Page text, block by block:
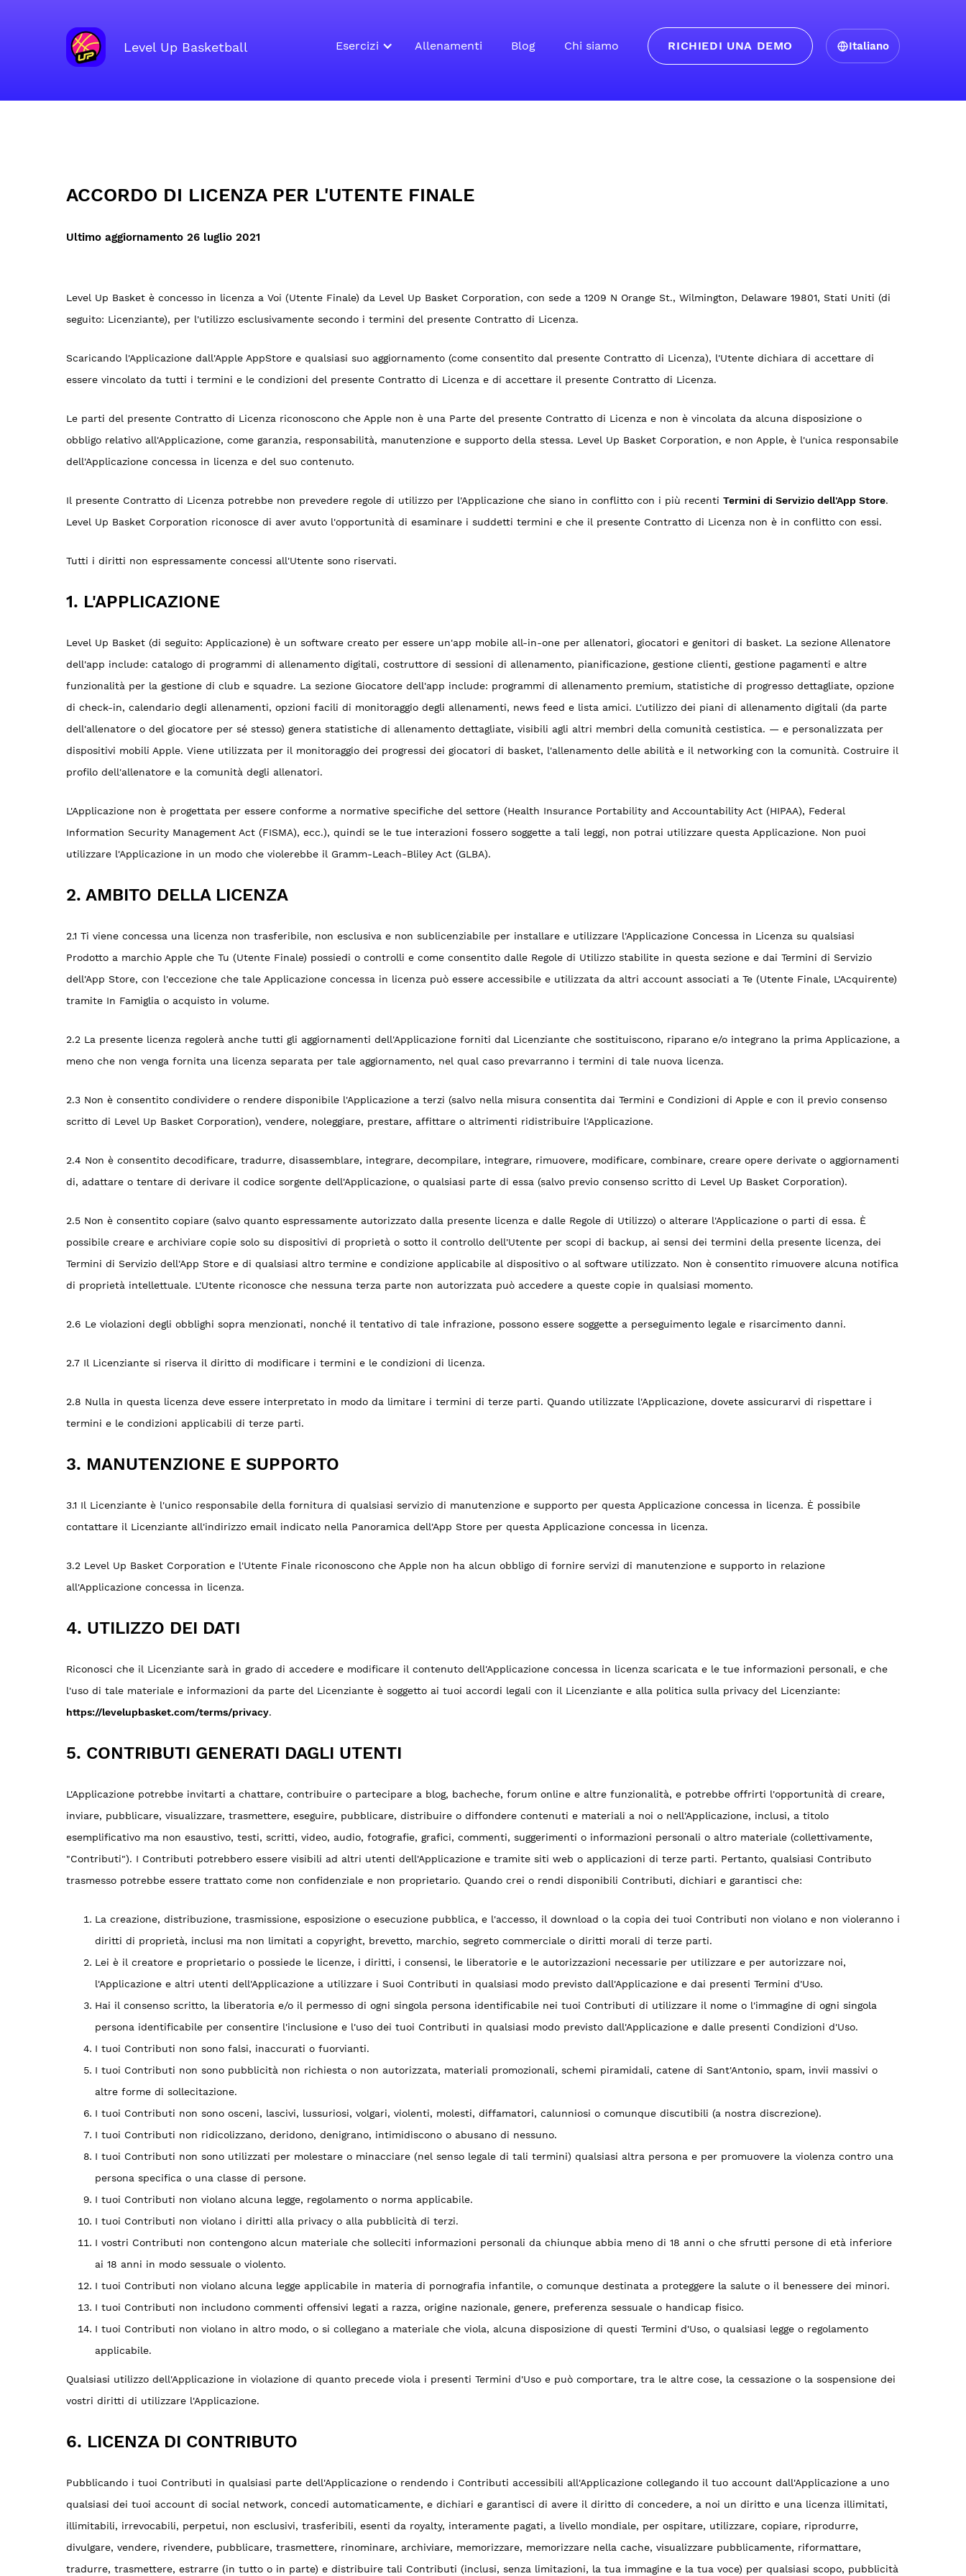
Level Up Basketball Esercizi Allenamenti Blog Chi siamo RICHIEDI UNA DEMO Italiano
ACCORDO DI LICENZA PER L'UTENTE FINALE
Ultimo aggiornamento 26 luglio 2021
Level Up Basket è concesso in licenza a Voi (Utente Finale) da Level Up Basket Corporation, con sede a 1209 N Orange St., Wilmington, Delaware 19801, Stati Uniti (di
seguito: Licenziante), per l'utilizzo esclusivamente secondo i termini del presente Contratto di Licenza.
Scaricando l'Applicazione dall'Apple AppStore e qualsiasi suo aggiornamento (come consentito dal presente Contratto di Licenza), l'Utente dichiara di accettare di
essere vincolato da tutti i termini e le condizioni del presente Contratto di Licenza e di accettare il presente Contratto di Licenza.
Le parti del presente Contratto di Licenza riconoscono che Apple non è una Parte del presente Contratto di Licenza e non è vincolata da alcuna disposizione o
obbligo relativo all'Applicazione, come garanzia, responsabilità, manutenzione e supporto della stessa. Level Up Basket Corporation, e non Apple, è l'unica responsabile
dell'Applicazione concessa in licenza e del suo contenuto.
Il presente Contratto di Licenza potrebbe non prevedere regole di utilizzo per l'Applicazione che siano in conflitto con i più recenti Termini di Servizio dell'App Store.
Level Up Basket Corporation riconosce di aver avuto l'opportunità di esaminare i suddetti termini e che il presente Contratto di Licenza non è in conflitto con essi.
Tutti i diritti non espressamente concessi all'Utente sono riservati.
1. L'APPLICAZIONE
Level Up Basket (di seguito: Applicazione) è un software creato per essere un'app mobile all-in-one per allenatori, giocatori e genitori di basket. La sezione Allenatore
dell'app include: catalogo di programmi di allenamento digitali, costruttore di sessioni di allenamento, pianificazione, gestione clienti, gestione pagamenti e altre
funzionalità per la gestione di club e squadre. La sezione Giocatore dell'app include: programmi di allenamento premium, statistiche di progresso dettagliate, opzione
di check-in, calendario degli allenamenti, opzioni facili di monitoraggio degli allenamenti, news feed e lista amici. L'utilizzo dei piani di allenamento digitali (da parte
dell'allenatore o del giocatore per sé stesso) genera statistiche di allenamento dettagliate, visibili agli altri membri della comunità cestistica. — e personalizzata per
dispositivi mobili Apple. Viene utilizzata per il monitoraggio dei progressi dei giocatori di basket, l'allenamento delle abilità e il networking con la comunità. Costruire il
profilo dell'allenatore e la comunità degli allenatori.
L'Applicazione non è progettata per essere conforme a normative specifiche del settore (Health Insurance Portability and Accountability Act (HIPAA), Federal
Information Security Management Act (FISMA), ecc.), quindi se le tue interazioni fossero soggette a tali leggi, non potrai utilizzare questa Applicazione. Non puoi
utilizzare l'Applicazione in un modo che violerebbe il Gramm-Leach-Bliley Act (GLBA).
2. AMBITO DELLA LICENZA
2.1 Ti viene concessa una licenza non trasferibile, non esclusiva e non sublicenziabile per installare e utilizzare l'Applicazione Concessa in Licenza su qualsiasi
Prodotto a marchio Apple che Tu (Utente Finale) possiedi o controlli e come consentito dalle Regole di Utilizzo stabilite in questa sezione e dai Termini di Servizio
dell'App Store, con l'eccezione che tale Applicazione concessa in licenza può essere accessibile e utilizzata da altri account associati a Te (Utente Finale, L'Acquirente)
tramite In Famiglia o acquisto in volume.
2.2 La presente licenza regolerà anche tutti gli aggiornamenti dell'Applicazione forniti dal Licenziante che sostituiscono, riparano e/o integrano la prima Applicazione, a
meno che non venga fornita una licenza separata per tale aggiornamento, nel qual caso prevarranno i termini di tale nuova licenza.
2.3 Non è consentito condividere o rendere disponibile l'Applicazione a terzi (salvo nella misura consentita dai Termini e Condizioni di Apple e con il previo consenso
scritto di Level Up Basket Corporation), vendere, noleggiare, prestare, affittare o altrimenti ridistribuire l'Applicazione.
2.4 Non è consentito decodificare, tradurre, disassemblare, integrare, decompilare, integrare, rimuovere, modificare, combinare, creare opere derivate o aggiornamenti
di, adattare o tentare di derivare il codice sorgente dell'Applicazione, o qualsiasi parte di essa (salvo previo consenso scritto di Level Up Basket Corporation).
2.5 Non è consentito copiare (salvo quanto espressamente autorizzato dalla presente licenza e dalle Regole di Utilizzo) o alterare l'Applicazione o parti di essa. È
possibile creare e archiviare copie solo su dispositivi di proprietà o sotto il controllo dell'Utente per scopi di backup, ai sensi dei termini della presente licenza, dei
Termini di Servizio dell'App Store e di qualsiasi altro termine e condizione applicabile al dispositivo o al software utilizzato. Non è consentito rimuovere alcuna notifica
di proprietà intellettuale. L'Utente riconosce che nessuna terza parte non autorizzata può accedere a queste copie in qualsiasi momento.
2.6 Le violazioni degli obblighi sopra menzionati, nonché il tentativo di tale infrazione, possono essere soggette a perseguimento legale e risarcimento danni.
2.7 Il Licenziante si riserva il diritto di modificare i termini e le condizioni di licenza.
2.8 Nulla in questa licenza deve essere interpretato in modo da limitare i termini di terze parti. Quando utilizzate l'Applicazione, dovete assicurarvi di rispettare i
termini e le condizioni applicabili di terze parti.
3. MANUTENZIONE E SUPPORTO
3.1 Il Licenziante è l'unico responsabile della fornitura di qualsiasi servizio di manutenzione e supporto per questa Applicazione concessa in licenza. È possibile
contattare il Licenziante all'indirizzo email indicato nella Panoramica dell'App Store per questa Applicazione concessa in licenza.
3.2 Level Up Basket Corporation e l'Utente Finale riconoscono che Apple non ha alcun obbligo di fornire servizi di manutenzione e supporto in relazione
all'Applicazione concessa in licenza.
4. UTILIZZO DEI DATI
Riconosci che il Licenziante sarà in grado di accedere e modificare il contenuto dell'Applicazione concessa in licenza scaricata e le tue informazioni personali, e che
l'uso di tale materiale e informazioni da parte del Licenziante è soggetto ai tuoi accordi legali con il Licenziante e alla politica sulla privacy del Licenziante:
https://levelupbasket.com/terms/privacy.
5. CONTRIBUTI GENERATI DAGLI UTENTI
L'Applicazione potrebbe invitarti a chattare, contribuire o partecipare a blog, bacheche, forum online e altre funzionalità, e potrebbe offrirti l'opportunità di creare,
inviare, pubblicare, visualizzare, trasmettere, eseguire, pubblicare, distribuire o diffondere contenuti e materiali a noi o nell'Applicazione, inclusi, a titolo
esemplificativo ma non esaustivo, testi, scritti, video, audio, fotografie, grafici, commenti, suggerimenti o informazioni personali o altro materiale (collettivamente,
"Contributi"). I Contributi potrebbero essere visibili ad altri utenti dell'Applicazione e tramite siti web o applicazioni di terze parti. Pertanto, qualsiasi Contributo
trasmesso potrebbe essere trattato come non confidenziale e non proprietario. Quando crei o rendi disponibili Contributi, dichiari e garantisci che:
La creazione, distribuzione, trasmissione, esposizione o esecuzione pubblica, e l'accesso, il download o la copia dei tuoi Contributi non violano e non violeranno i
diritti di proprietà, inclusi ma non limitati a copyright, brevetto, marchio, segreto commerciale o diritti morali di terze parti.
Lei è il creatore e proprietario o possiede le licenze, i diritti, i consensi, le liberatorie e le autorizzazioni necessarie per utilizzare e per autorizzare noi,
l'Applicazione e altri utenti dell'Applicazione a utilizzare i Suoi Contributi in qualsiasi modo previsto dall'Applicazione e dai presenti Termini d'Uso.
Hai il consenso scritto, la liberatoria e/o il permesso di ogni singola persona identificabile nei tuoi Contributi di utilizzare il nome o l'immagine di ogni singola
persona identificabile per consentire l'inclusione e l'uso dei tuoi Contributi in qualsiasi modo previsto dall'Applicazione e dalle presenti Condizioni d'Uso.
I tuoi Contributi non sono falsi, inaccurati o fuorvianti.
I tuoi Contributi non sono pubblicità non richiesta o non autorizzata, materiali promozionali, schemi piramidali, catene di Sant'Antonio, spam, invii massivi o
altre forme di sollecitazione.
I tuoi Contributi non sono osceni, lascivi, lussuriosi, volgari, violenti, molesti, diffamatori, calunniosi o comunque discutibili (a nostra discrezione).
I tuoi Contributi non ridicolizzano, deridono, denigrano, intimidiscono o abusano di nessuno.
I tuoi Contributi non sono utilizzati per molestare o minacciare (nel senso legale di tali termini) qualsiasi altra persona e per promuovere la violenza contro una
persona specifica o una classe di persone.
I tuoi Contributi non violano alcuna legge, regolamento o norma applicabile.
I tuoi Contributi non violano i diritti alla privacy o alla pubblicità di terzi.
I vostri Contributi non contengono alcun materiale che solleciti informazioni personali da chiunque abbia meno di 18 anni o che sfrutti persone di età inferiore
ai 18 anni in modo sessuale o violento.
I tuoi Contributi non violano alcuna legge applicabile in materia di pornografia infantile, o comunque destinata a proteggere la salute o il benessere dei minori.
I tuoi Contributi non includono commenti offensivi legati a razza, origine nazionale, genere, preferenza sessuale o handicap fisico.
I tuoi Contributi non violano in altro modo, o si collegano a materiale che viola, alcuna disposizione di questi Termini d'Uso, o qualsiasi legge o regolamento
applicabile.
Qualsiasi utilizzo dell'Applicazione in violazione di quanto precede viola i presenti Termini d'Uso e può comportare, tra le altre cose, la cessazione o la sospensione dei
vostri diritti di utilizzare l'Applicazione.
6. LICENZA DI CONTRIBUTO
Pubblicando i tuoi Contributi in qualsiasi parte dell'Applicazione o rendendo i Contributi accessibili all'Applicazione collegando il tuo account dall'Applicazione a uno
qualsiasi dei tuoi account di social network, concedi automaticamente, e dichiari e garantisci di avere il diritto di concedere, a noi un diritto e una licenza illimitati,
illimitabili, irrevocabili, perpetui, non esclusivi, trasferibili, esenti da royalty, interamente pagati, a livello mondiale, per ospitare, utilizzare, copiare, riprodurre,
divulgare, vendere, rivendere, pubblicare, trasmettere, rinominare, archiviare, memorizzare, memorizzare nella cache, visualizzare pubblicamente, riformattare,
tradurre, trasmettere, estrarre (in tutto o in parte) e distribuire tali Contributi (inclusi, senza limitazioni, la tua immagine e la tua voce) per qualsiasi scopo, pubblicità